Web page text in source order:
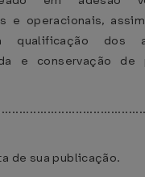
e operacionais,
qualificação dos
e conservação de
de sua publicação.